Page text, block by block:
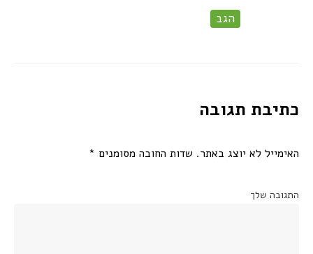
הגב
כתיבת תגובה
האימייל לא יוצג באתר. שדות החובה מסומנים *
התגובה שלך